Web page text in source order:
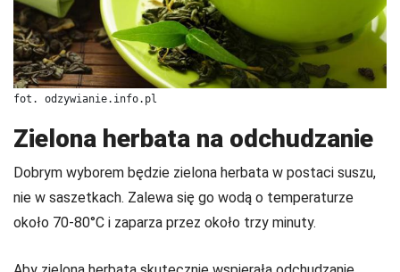
fot. odzywianie.info.pl
Zielona herbata na odchudzanie
Dobrym wyborem będzie zielona herbata w postaci suszu,
nie w saszetkach. Zalewa się go wodą o temperaturze
około 70-80°C i zaparza przez około trzy minuty.